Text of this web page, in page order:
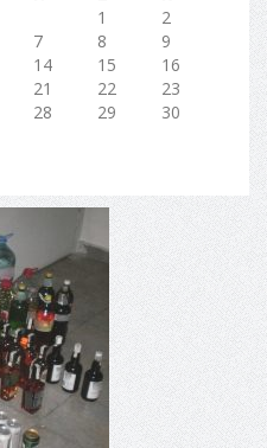
1
2
7 8
9
14 15
16
21 22
23
28 29
30